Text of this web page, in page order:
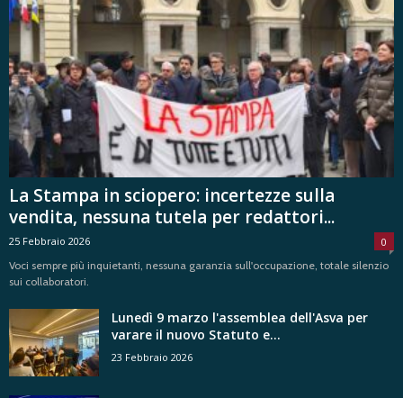
La Stampa in sciopero: incertezze sulla
vendita, nessuna tutela per redattori...
25 Febbraio 2026
0
Voci sempre più inquietanti, nessuna garanzia sull'occupazione, totale silenzio
sui collaboratori.
Lunedì 9 marzo l'assemblea dell'Asva per
varare il nuovo Statuto e...
23 Febbraio 2026